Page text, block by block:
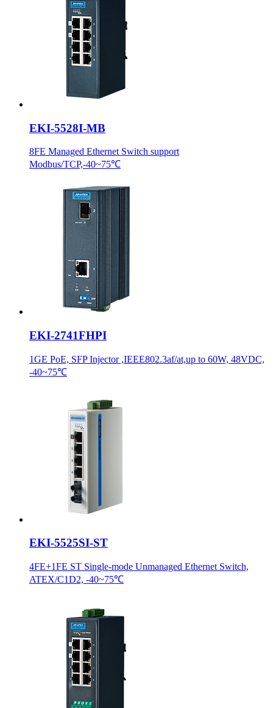
EKI-5528I-MB
8FE Managed Ethernet Switch support
Modbus/TCP,-40~75℃
EKI-2741FHPI
1GE PoE, SFP Injector ,IEEE802.3af/at,up to 60W, 48VDC,
-40~75℃
EKI-5525SI-ST
4FE+1FE ST Single-mode Unmanaged Ethernet Switch,
ATEX/C1D2, -40~75℃